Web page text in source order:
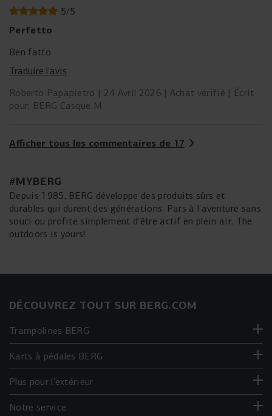
5/5
Perfetto
Ben fatto
Traduire l’avis
Roberto Papapietro
24 Avril 2026 Achat vérifié
Écrit
pour: BERG Casque M
Afficher tous les commentaires de 17
#MYBERG
Depuis 1985, BERG développe des produits sûrs et
durables qui durent des générations. Pars à l'aventure sans
souci ou profite simplement d'être actif en plein air. The
outdoors is yours!
DÉCOUVREZ TOUT SUR BERG.COM
Trampolines BERG
Karts à pédales BERG
Plus pour l'extérieur
Notre service